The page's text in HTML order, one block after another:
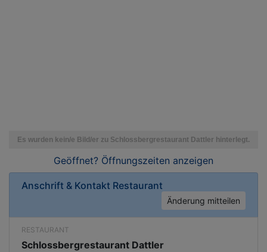
Geöffnet? Öffnungszeiten anzeigen
Anschrift & Kontakt Restaurant
Änderung mitteilen
RESTAURANT
Schlossbergrestaurant Dattler